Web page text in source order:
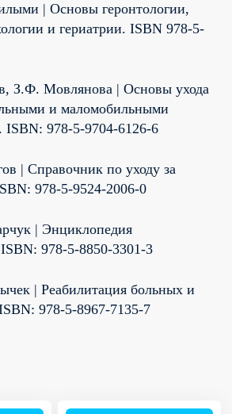
| Основы геронтологии,
и гериатрии. ISBN 978-5-
З.Ф. Мовлянова | Основы ухода
и маломобильными
ISBN: 978-5-9704-6126-6
| Справочник по уходу за
978-5-9524-2006-0
| Энциклопедия
978-5-8850-3301-3
| Реабилитация больных и
978-5-8967-7135-7